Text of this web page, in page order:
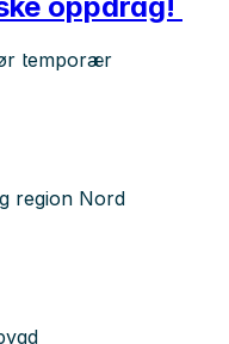
temporær
region Nord